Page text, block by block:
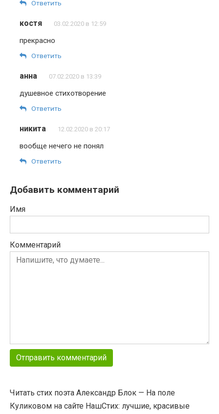
Ответить
костя 03.02.2020 в 12:59
прекрасно
Ответить
анна 07.02.2020 в 13:39
душевное стихотворение
Ответить
никита 12.02.2020 в 20:17
вообще нечего не понял
Ответить
Добавить комментарий
Имя
Комментарий
Читать стих поэта Александр Блок — На поле
Куликовом на сайте НашСтих: лучшие, красивые